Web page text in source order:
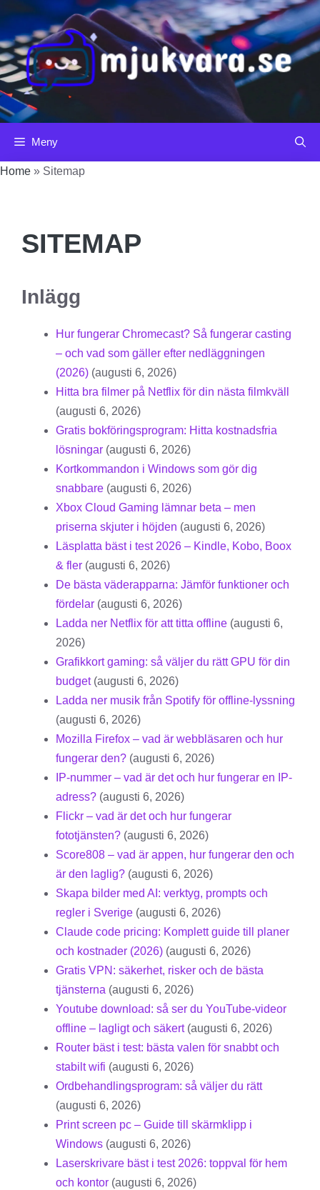
till
innehåll
Meny
Home » Sitemap
SITEMAP
Inlägg
Hur fungerar Chromecast? Så fungerar casting
– och vad som gäller efter nedläggningen
(2026) (augusti 6, 2026)
Hitta bra filmer på Netflix för din nästa filmkväll
(augusti 6, 2026)
Gratis bokföringsprogram: Hitta kostnadsfria
lösningar (augusti 6, 2026)
Kortkommandon i Windows som gör dig
snabbare (augusti 6, 2026)
Xbox Cloud Gaming lämnar beta – men
priserna skjuter i höjden (augusti 6, 2026)
Läsplatta bäst i test 2026 – Kindle, Kobo, Boox
& fler (augusti 6, 2026)
De bästa väderapparna: Jämför funktioner och
fördelar (augusti 6, 2026)
Ladda ner Netflix för att titta offline (augusti 6,
2026)
Grafikkort gaming: så väljer du rätt GPU för din
budget (augusti 6, 2026)
Ladda ner musik från Spotify för offline-lyssning
(augusti 6, 2026)
Mozilla Firefox – vad är webbläsaren och hur
fungerar den? (augusti 6, 2026)
IP-nummer – vad är det och hur fungerar en IP-
adress? (augusti 6, 2026)
Flickr – vad är det och hur fungerar
fototjänsten? (augusti 6, 2026)
Score808 – vad är appen, hur fungerar den och
är den laglig? (augusti 6, 2026)
Skapa bilder med AI: verktyg, prompts och
regler i Sverige (augusti 6, 2026)
Claude code pricing: Komplett guide till planer
och kostnader (2026) (augusti 6, 2026)
Gratis VPN: säkerhet, risker och de bästa
tjänsterna (augusti 6, 2026)
Youtube download: så ser du YouTube-videor
offline – lagligt och säkert (augusti 6, 2026)
Router bäst i test: bästa valen för snabbt och
stabilt wifi (augusti 6, 2026)
Ordbehandlingsprogram: så väljer du rätt
(augusti 6, 2026)
Print screen pc – Guide till skärmklipp i
Windows (augusti 6, 2026)
Laserskrivare bäst i test 2026: toppval för hem
och kontor (augusti 6, 2026)